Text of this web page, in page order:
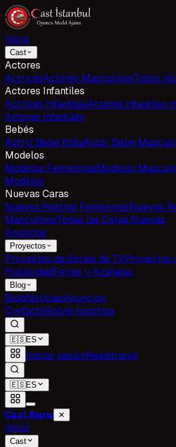
Inicio
Cast
Actores
ActricesActores MasculinosTodos
Actores Infantiles
Actrices InfantilesActores infantiles
Actores Infantiles
Bebés
Actriz Bebé NiñaActor Bebé
Modelos
Modelos FemeninasModelos
Modelos
Nuevas Caras
Nuevos Rostros FemeninosNuevos
MasculinosTodas las Caras Nuevas
Anuncios
Proyectos
Proyectos de Series de TVProyectos
PublicidadFerias y Azafatas
Blog
BlogNoticiasAnuncios
ContactoSobre nosotros
🇪🇸ES
Iniciar sesiónRegistrarse
🇪🇸ES
Cast Ajans ✕
Inicio
Cast